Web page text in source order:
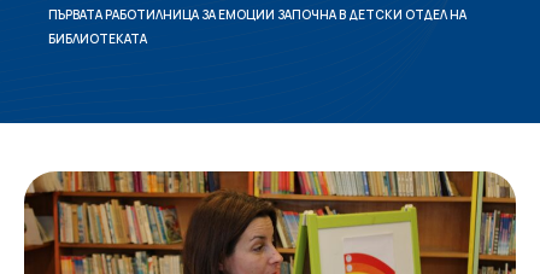
ПЪРВАТА РАБОТИЛНИЦА ЗА ЕМОЦИИ ЗАПОЧНА В ДЕТСКИ ОТДЕЛ НА
БИБЛИОТЕКАТА